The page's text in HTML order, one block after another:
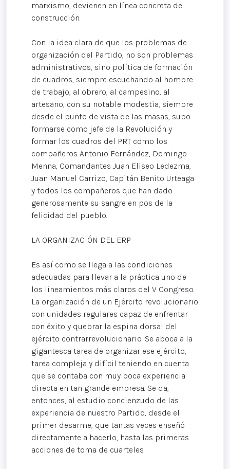
marxismo, devienen en línea concreta de
construcción.
Con la idea clara de que los problemas de
organización del Partido, no son problemas
administrativos, sino política de formación
de cuadros, siempre escuchando al hombre
de trabajo, al obrero, al campesino, al
artesano, con su notable modestia, siempre
desde el punto de vista de las masas, supo
formarse como jefe de la Revolución y
formar los cuadros del PRT como los
compañeros Antonio Fernández, Domingo
Menna, Comandantes Juan Eliseo Ledezma,
Juan Manuel Carrizo, Capitán Benito Urteaga
y todos los compañeros que han dado
generosamente su sangre en pos de la
felicidad del pueblo.
LA ORGANIZACIÓN DEL ERP
Es así como se llega a las condiciones
adecuadas para llevar a la práctica uno de
los lineamientos más claros del V Congreso.
La organización de un Ejército revolucionario
con unidades regulares capaz de enfrentar
con éxito y quebrar la espina dorsal del
ejército contrarrevolucionario. Se aboca a la
gigantesca tarea de organizar ese ejército,
tarea compleja y difícil teniendo en cuenta
que se contaba con muy poca experiencia
directa en tan grande empresa. Se da,
entonces, al estudio concienzudo de las
experiencia de nuestro Partido, desde el
primer desarme, que tantas veces enseñó
directamente a hacerlo, hasta las primeras
acciones de toma de cuarteles.